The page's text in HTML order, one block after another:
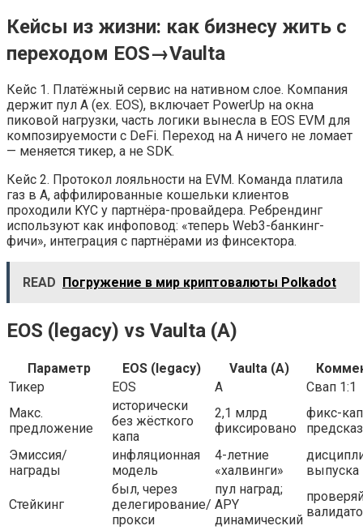
Кейсы из жизни: как бизнесу жить с
переходом EOS→Vaulta
Кейс 1. Платёжный сервис на нативном слое. Компания
держит пул A (ex. EOS), включает PowerUp на окна
пиковой нагрузки, часть логики вынесла в EOS EVM для
композируемости с DeFi. Переход на A ничего не ломает
— меняется тикер, а не SDK.
Кейс 2. Протокол лояльности на EVM. Команда платила
газ в A, аффилированные кошельки клиентов
проходили KYC у партнёра-провайдера. Ребрендинг
используют как инфоповод: «теперь Web3-банкинг-
фичи», интеграция с партнёрами из финсектора.
READ Погружение в мир криптовалюты Polkadot
EOS (legacy) vs Vaulta (A)
Параметр EOS (legacy) Vaulta (A)
Тикер
EOS A
Свап 1:1
Макс.
предложение
исторически
без жёсткого
капа
2,1 млрд
фиксировано
фикс-
Эмиссия/
награды
инфляционная
модель
4-летние
«халвинги»
выпуска
Стейкинг
был, через
делегирование/
прокси
пул наград;
APY
динамический